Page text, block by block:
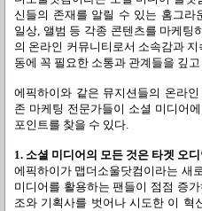
신들의 존재를 알릴 수 있는 홈그라
일상, 앨범 등 각종 콘텐츠를 마케팅
의 온라인 커뮤니티로서 소속감과
동에 꼭 필요한 소통과 관계들을 깊
에픽하이와 같은 뮤지션들의 온라
존 마케팅 전문가들이 소셜 미디어
포인트를 찾을 수 있다.
1. 소셜 미디어의 모든 것은 타겟 오
에픽하이가 맵더소울닷컴이라는 새
미디어를 활용하는 팬들이 점점 증
조와 기획사를 벗어나 시도한 이 혁